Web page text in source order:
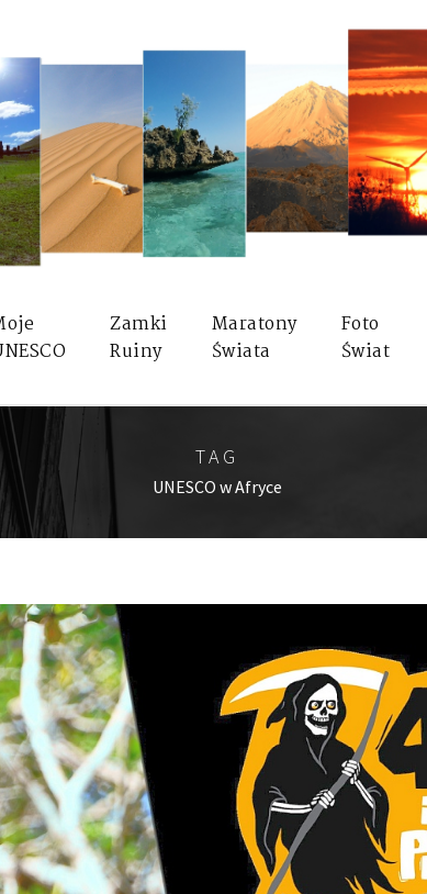
Zamki
Ruiny
Maratony
Świata
Foto
Świat
TAG
UNESCO w Afryce